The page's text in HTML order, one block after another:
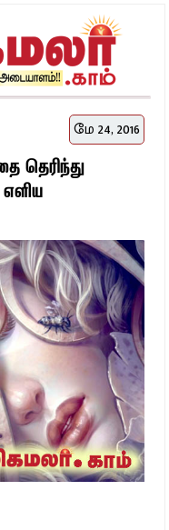
மே 24, 2016
தெரிந்து